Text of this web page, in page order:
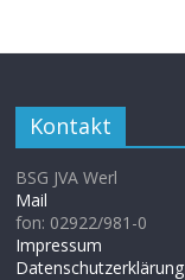
Kontakt
BSG JVA Werl
Mail
fon: 02922/981-0
Impressum
Datenschutzerklärung